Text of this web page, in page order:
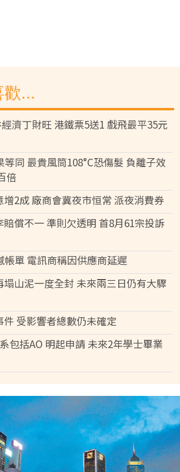
歡...
濟丁財旺 港鐵票5送1 戲飛最平35元
同 最貴風筒108°C恐傷髮 負離子效
倍
2成 廠商會冀夜市恒常 派夜消費券
償不一 準則欠透明 首8月61宗投訴
帳單 電訊商稱因供應商延遲
山泥一度全封 未來兩三日仍有大驟
受影響者總數仍未確定
包括AO 明起申請 未來2年學士畢業